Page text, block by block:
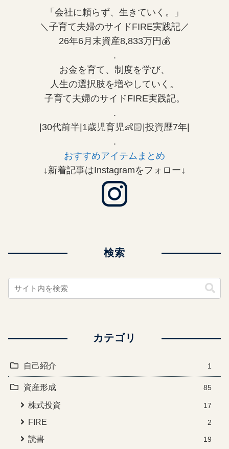
「会社に頼らず、生きていく。」
＼子育て夫婦のサイドFIRE実践記／
26年6月末資産8,833万円💰
.
お金を育て、制度を学び、
人生の選択肢を増やしていく。
子育て夫婦のサイドFIRE実践記。
.
|30代前半|1歳児育児👶🏻|投資歴7年|
.
おすすめアイテムまとめ
↓新着記事はInstagramをフォロー↓
検索
カテゴリ
自己紹介 1
資産形成 85
株式投資 17
FIRE 2
読書 19